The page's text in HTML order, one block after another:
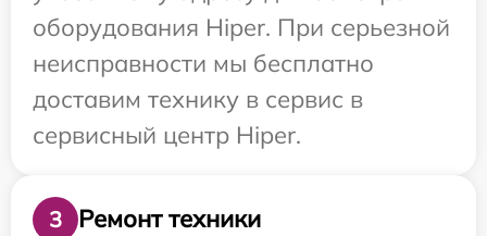
оборудования Hiper. При серьезной
неисправности мы бесплатно
доставим технику в сервис в
сервисный центр Hiper.
3
Ремонт техники